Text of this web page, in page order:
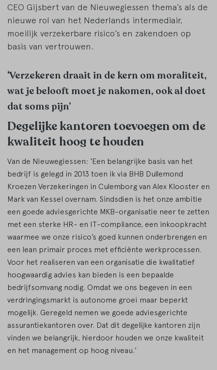
CEO Gijsbert van de Nieuwegiessen thema’s als de
nieuwe rol van het Nederlands intermediair,
moeilijk verzekerbare risico’s en zakendoen op
basis van vertrouwen.
‘Verzekeren draait in de kern om moraliteit,
wat je belooft moet je nakomen, ook al doet
dat soms pijn’
Degelijke kantoren toevoegen om de
kwaliteit hoog te houden
Van de Nieuwegiessen: ‘Een belangrijke basis van het
bedrijf is gelegd in 2013 toen ik via BHB Dullemond
Kroezen Verzekeringen in Culemborg van Alex Klooster en
Mark van Kessel overnam. Sindsdien is het onze ambitie
een goede adviesgerichte MKB-organisatie neer te zetten
met een sterke HR- en IT-compliance, een inkoopkracht
waarmee we onze risico’s goed kunnen onderbrengen en
een lean primair proces met efficiënte werkprocessen.
Voor het realiseren van een organisatie die kwalitatief
hoogwaardig advies kan bieden is een bepaalde
bedrijfsomvang nodig. Omdat we ons begeven in een
verdringingsmarkt is autonome groei maar beperkt
mogelijk. Geregeld nemen we goede adviesgerichte
assurantiekantoren over. Dat dit degelijke kantoren zijn
vinden we belangrijk, hierdoor houden we onze kwaliteit
en het management op hoog niveau.’